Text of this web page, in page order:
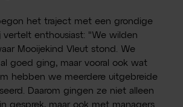
het traject met een grondige
vertelt enthousiast: "We wilden
Mooijekind Vleut stond. We
goed ging, maar vooral ook wat
hebben we meerdere uitgebreide
Daarom gingen ze niet alleen
gesprek, maar ook met managers